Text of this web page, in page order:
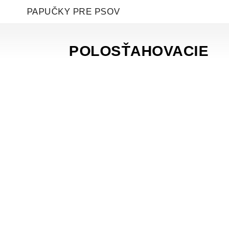
PAPUČKY PRE PSOV
POLOSŤAHOVACIE